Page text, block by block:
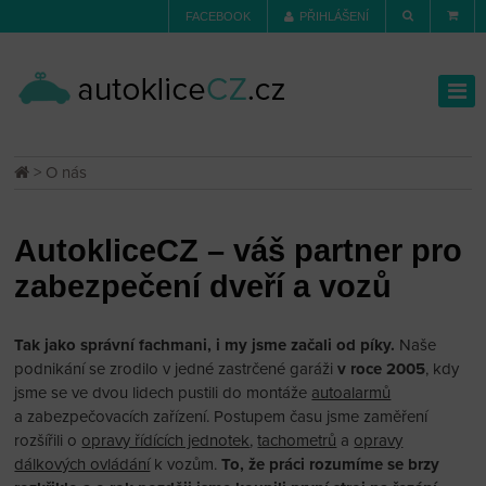
FACEBOOK PŘIHLÁŠENÍ
> O nás
AutokliceCZ – váš partner pro
zabezpečení dveří a vozů
Tak jako správní fachmani, i my jsme začali od píky. Naše
podnikání se zrodilo v jedné zastrčené garáživ roce 2005, kdy
jsme se ve dvou lidech pustili do montáže autoalarmů
a zabezpečovacích zařízení. Postupem času jsme zaměření
rozšířili o opravy řídících jednotek,tachometrů a opravy
dálkových ovládáník vozům.To, že práci rozumíme se brzy